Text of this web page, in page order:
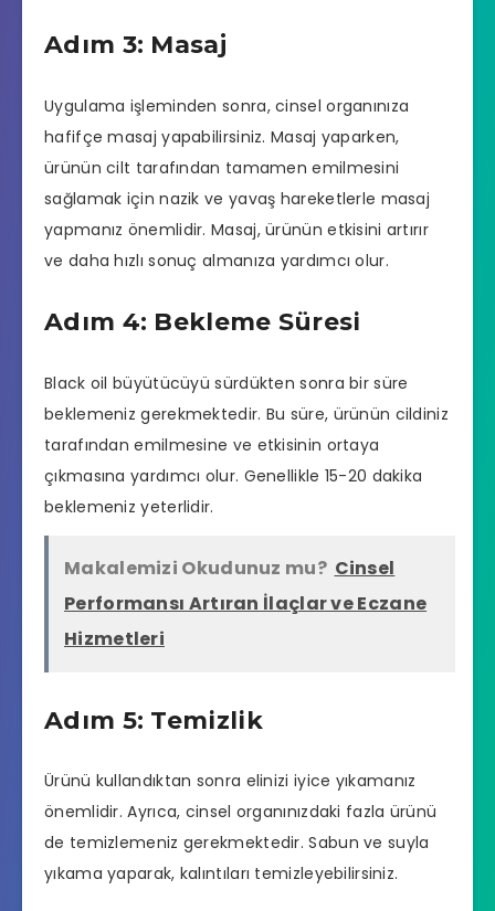
Adım 3: Masaj
Uygulama işleminden sonra, cinsel organınıza
hafifçe masaj yapabilirsiniz. Masaj yaparken,
ürünün cilt tarafından tamamen emilmesini
sağlamak için nazik ve yavaş hareketlerle masaj
yapmanız önemlidir. Masaj, ürünün etkisini artırır
ve daha hızlı sonuç almanıza yardımcı olur.
Adım 4: Bekleme Süresi
Black oil büyütücüyü sürdükten sonra bir süre
beklemeniz gerekmektedir. Bu süre, ürünün cildiniz
tarafından emilmesine ve etkisinin ortaya
çıkmasına yardımcı olur. Genellikle 15-20 dakika
beklemeniz yeterlidir.
Makalemizi Okudunuz mu? Cinsel
Performansı Artıran İlaçlar ve Eczane
Hizmetleri
Adım 5: Temizlik
Ürünü kullandıktan sonra elinizi iyice yıkamanız
önemlidir. Ayrıca, cinsel organınızdaki fazla ürünü
de temizlemeniz gerekmektedir. Sabun ve suyla
yıkama yaparak, kalıntıları temizleyebilirsiniz.